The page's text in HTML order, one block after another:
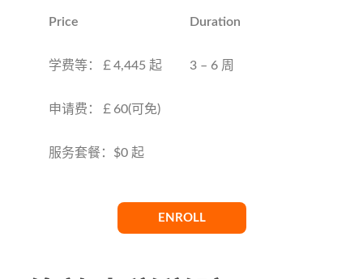
Price
学费等：￡4,445 起
申请费：￡60(可免)
服务套餐：$0 起
Duration
3 – 6 周
ENROLL